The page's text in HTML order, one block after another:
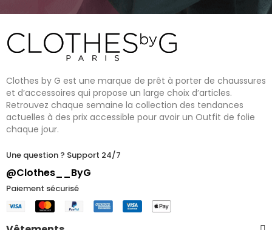
Clothes by G est une marque de prêt à porter de chaussures
et d’accessoires qui propose un large choix d’articles.
Retrouvez chaque semaine la collection des tendances
actuelles à des prix accessible pour avoir un Outfit de folie
chaque jour.
Une question ? Support 24/7
@Clothes__ByG
Paiement sécurisé